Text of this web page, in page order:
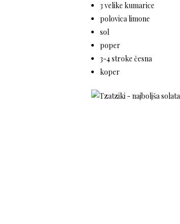
3 velike kumarice
polovica limone
sol
poper
3-4 stroke česna
koper